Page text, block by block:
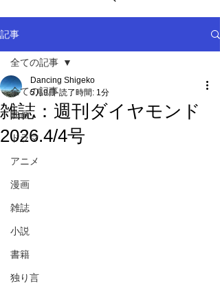
記事
全ての記事
映画
ドラマ
アニメ
漫画
雑誌
小説
書籍
独り言
全ての記事
雑誌：週刊ダイヤモンド
2026.4/4号
Dancing Shigeko
5月9日 読了時間: 1分